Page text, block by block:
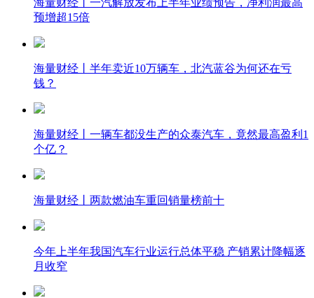
预增超15倍
海量财经丨半年卖近10万辆车，北汽蓝谷为何还在亏
钱？
海量财经丨一辆车都没生产的众泰汽车，竟然最高盈利1
个亿？
海量财经丨两款燃油车重回销量榜前十
今年上半年我国汽车行业运行总体平稳 产销累计降幅逐
月收窄